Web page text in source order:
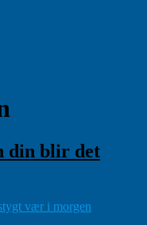
din blir det